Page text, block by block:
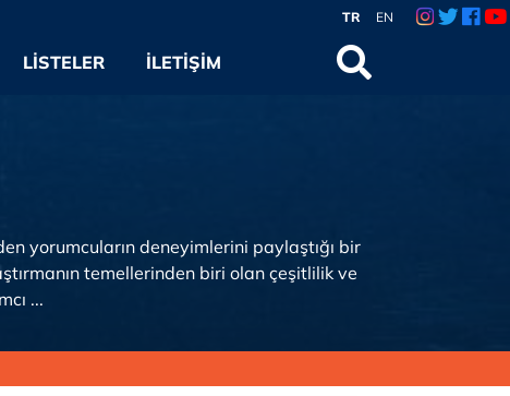
TR EN
LISTELER İLETIŞIM
yorumcuların deneyimlerini paylaştığı bir
temellerinden biri olan çeşitlilik ve
...